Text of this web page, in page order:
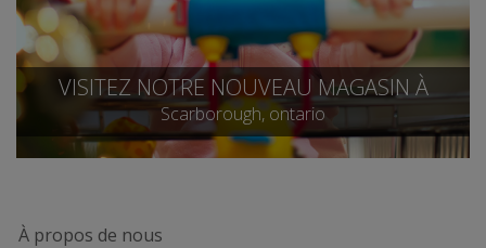
VISITEZ NOTRE NOUVEAU MAGASIN À
Scarborough, ontario
À propos de nous